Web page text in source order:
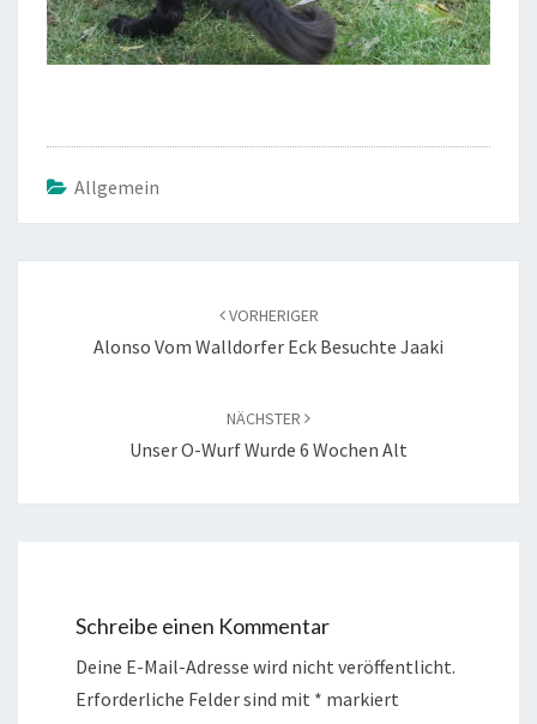
Allgemein
VORHERIGER
Alonso Vom Walldorfer Eck Besuchte Jaaki
NÄCHSTER
Unser O-Wurf Wurde 6 Wochen Alt
Schreibe einen Kommentar
Deine E-Mail-Adresse wird nicht veröffentlicht.
Erforderliche Felder sind mit * markiert